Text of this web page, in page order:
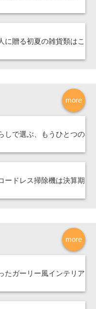
に贈る初夏の雑貨類はこ
more
しで選ぶ、もうひとつの
ードレス掃除機は決算期
more
たガーリー風インテリア